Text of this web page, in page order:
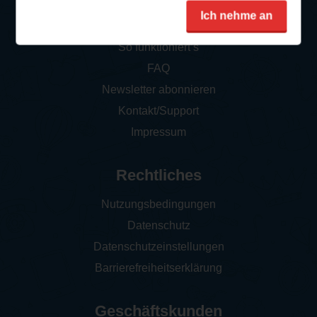
Ich nehme an
So funktioniert‘s
FAQ
Newsletter abonnieren
Kontakt/Support
Impressum
Rechtliches
Nutzungsbedingungen
Datenschutz
Datenschutzeinstellungen
Barrierefreiheitserklärung
Geschäftskunden